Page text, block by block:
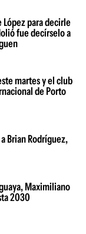
López para decirle
fue decírselo a
martes y el club
de Porto
Brian Rodríguez,
Maximiliano
2030